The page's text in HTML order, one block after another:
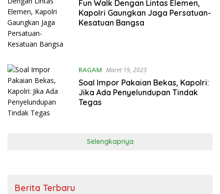
Fun Walk Dengan Lintas Elemen,
Kapolri Gaungkan Jaga Persatuan-
Kesatuan Bangsa
RAGAM Maret 19, 2023
Soal Impor Pakaian Bekas, Kapolri:
Jika Ada Penyelundupan Tindak
Tegas
Selengkapnya
Berita Terbaru